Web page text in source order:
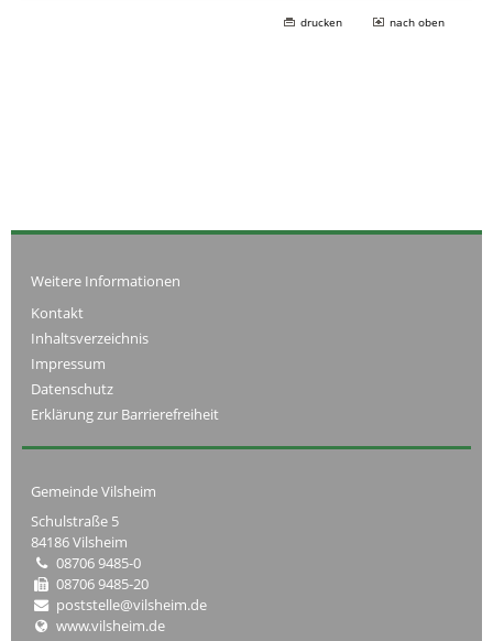
drucken nach oben
Weitere Informationen
Kontakt
Inhaltsverzeichnis
Impressum
Datenschutz
Erklärung zur Barrierefreiheit
Gemeinde Vilsheim
Schulstraße 5
84186 Vilsheim
08706 9485-0
08706 9485-20
poststelle@vilsheim.de
www.vilsheim.de